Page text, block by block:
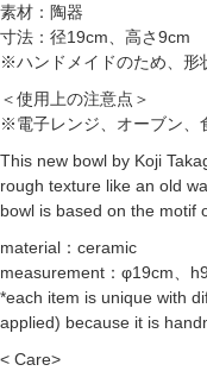
素材：陶器
寸法：径19cm、高さ9cm
※ハンドメイドのため、形
＜使用上の注意点＞
※電子レンジ、オーブン、
This new bowl by Koji
rough texture like an old
bowl is based on the motif
material：ceramic
measurement：φ19cm、
*each item is unique with
applied) because it is
< Care>